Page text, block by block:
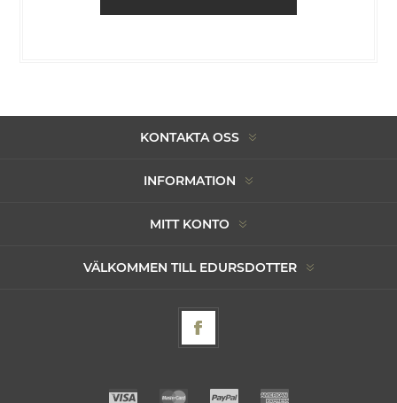
KONTAKTA OSS
INFORMATION
MITT KONTO
VÄLKOMMEN TILL EDURSDOTTER